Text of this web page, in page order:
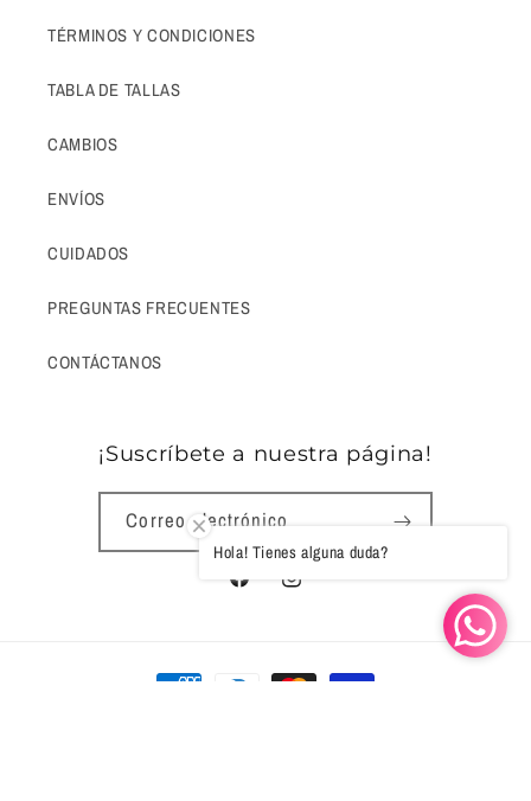
TÉRMINOS Y CONDICIONES
TABLA DE TALLAS
CAMBIOS
ENVÍOS
CUIDADOS
PREGUNTAS FRECUENTES
CONTÁCTANOS
¡Suscríbete a nuestra página!
Correo electrónico
FacebookInstagram
Formas
Hola! Tienes alguna duda?